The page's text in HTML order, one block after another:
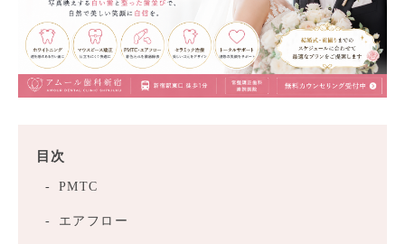
目次
PMTC
エアフロー